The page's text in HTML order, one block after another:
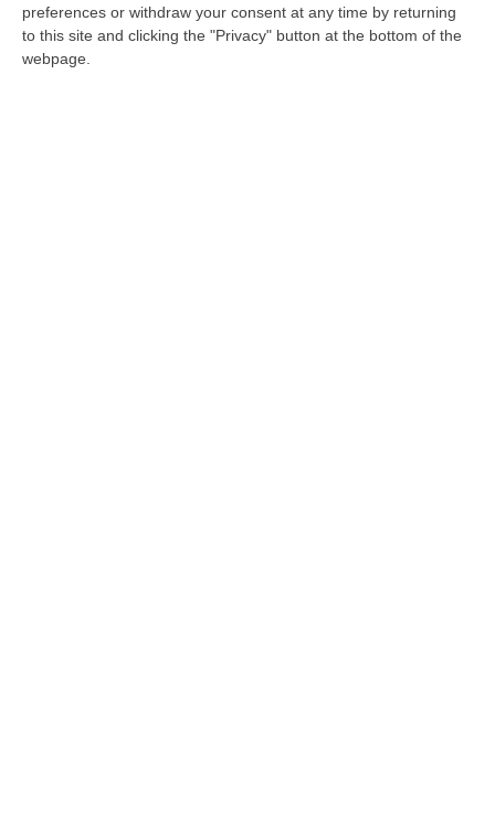
preferences or withdraw your consent at any time by returning
to this site and clicking the "Privacy" button at the bottom of the
webpage.
«La mia è una candidatura – ha detto Di
Lieto – che nasce dal basso in maniera